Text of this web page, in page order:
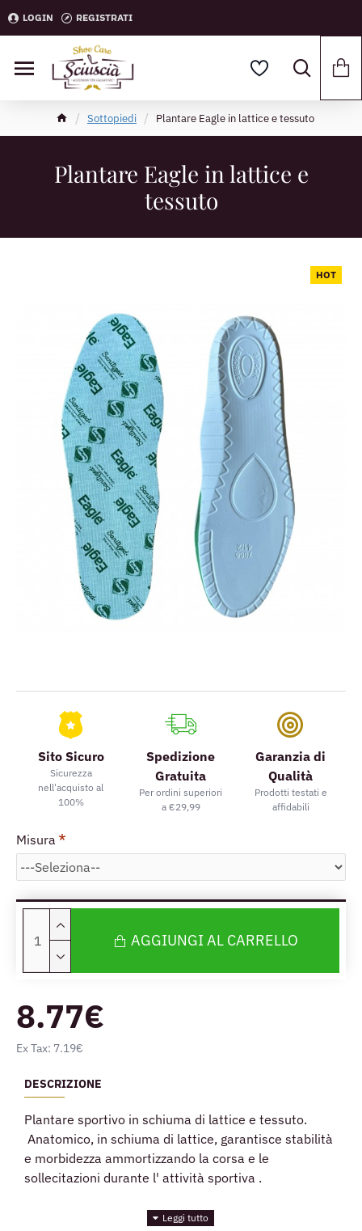
LOGIN REGISTRATI
Sottopiedi Plantare Eagle in lattice e tessuto
Plantare Eagle in lattice e
tessuto
HOT
Sito Sicuro
Sicurezza
nell'acquisto al
100%
Spedizione
Gratuita
Per ordini superiori
a €29,99
Garanzia di
Qualità
Prodotti testati e
affidabili
8.77€
Ex Tax: 7.19€
Misura
AGGIUNGI AL CARRELLO
DESCRIZIONE
Plantare sportivo in schiuma di lattice e tessuto.
Anatomico, in schiuma di lattice, garantisce stabilità
e morbidezza ammortizzando la corsa e le
sollecitazioni durante l' attività sportiva .